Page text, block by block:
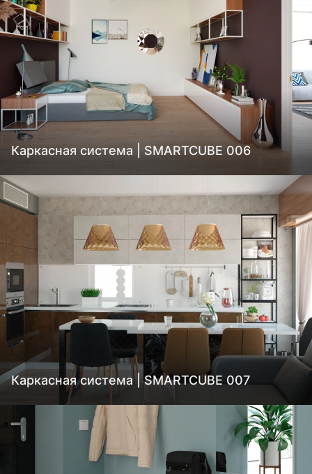
Каркасная система | SMARTCUBE 006
Каркасная система | SMARTCUBE 007